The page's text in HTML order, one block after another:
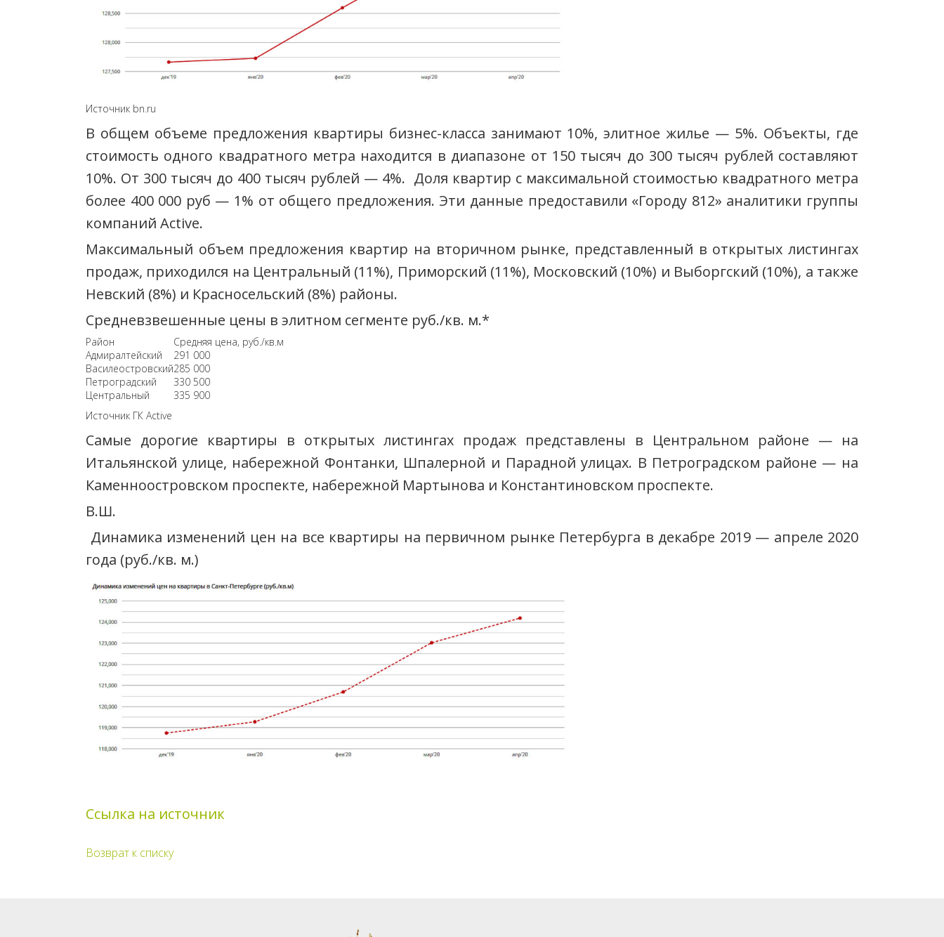
Источник bn.ru
В общем объеме предложения квартиры бизнес-класса занимают 10%, элитное жилье — 5%. Объекты, где
стоимость одного квадратного метра находится в диапазоне от 150 тысяч до 300 тысяч рублей составляют
10%. От 300 тысяч до 400 тысяч рублей — 4%. Доля квартир с максимальной стоимостью квадратного метра
более 400 000 руб — 1% от общего предложения. Эти данные предоставили «Городу 812» аналитики группы
компаний Active.
Максимальный объем предложения квартир на вторичном рынке, представленный в открытых листингах
продаж, приходился на Центральный (11%), Приморский (11%), Московский (10%) и Выборгский (10%), а также
Невский (8%) и Красносельский (8%) районы.
Средневзвешенные цены в элитном сегменте руб./кв. м.*
Район
Средняя цена, руб./кв.м
Адмиралтейский
291 000
Василеостровский285 000
Петроградский
330 500
Центральный
335 900
Источник ГК Active
Самые дорогие квартиры в открытых листингах продаж представлены в Центральном районе — на
Итальянской улице, набережной Фонтанки, Шпалерной и Парадной улицах. В Петроградском районе — на
Каменноостровском проспекте, набережной Мартынова и Константиновском проспекте.
В.Ш.
Динамика изменений цен на все квартиры на первичном рынке Петербурга в декабре 2019 — апреле 2020
года (руб./кв. м.)
Ссылка на источник
Возврат к списку